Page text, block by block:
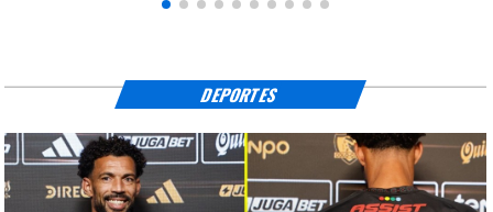
DEPORTES